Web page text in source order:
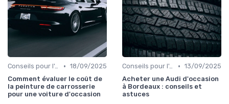
Conseils pour l'Achat • 18/09/2025
Comment évaluer le coût de
la peinture de carrosserie
pour une voiture d'occasion
Conseils pour l'Achat • 13/09/2025
Acheter une Audi d'occasion
à Bordeaux : conseils et
astuces